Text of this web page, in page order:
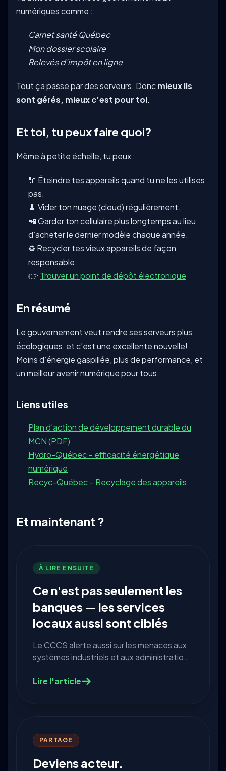
numériques comme :
Carnet santé Québec
Mon dossier scolaire
Relevés d'impôt en ligne
Tout ça passe par des serveurs. Doncmieux ils
sont gérés, mieux c’est pour toi.
Et toi, tu peux faire quoi?
Même à petite échelle, tu peux :
🔌 Éteindre tes appareils quand tu ne les utilises
pas.
🧹 Vider ton nuage (cloud) régulièrement.
📲 Garder ton cellulaire plus longtemps au lieu
d’acheter le dernier modèle chaque année.
♻️ Recycler tes vieux appareils de façon
responsable.
👉 Trouver un point de dépôt électronique
En résumé
Le gouvernement veut rendre ses serveurs plus
écologiques, et c’est une excellente nouvelle!
Moins d’énergie gaspillée, plus de performance, et
un meilleur avenir numérique pour tous.
Liens utiles
Plan d’action de développement durable du
MCN (PDF)
Hydro-Québec – efficacité énergétique
numérique
Recyc-Québec – Recyclage des appareils
Et maintenant ?
À LIRE ENSUITE
Ce n'est pas seulement les
banques — les services
locaux aussi sont ciblés
Le CCCS alerte aussi sur les menaces aux
systèmes industriels et aux administrations
services municipaux intéressent les
Lire l'article
PARTAGE
Deviens acteur.